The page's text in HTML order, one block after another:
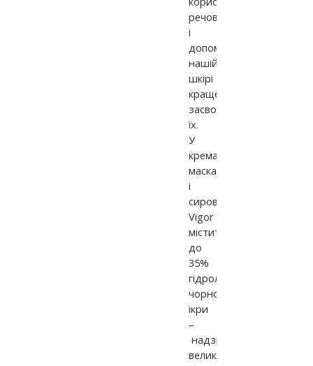
речовини
і
допомагає
нашій
шкірі
краще
засвоювати
їх.
У
кремах,
масках
і
сироватках
Vigor
міститься
до
35%
гідролізату
чорної
ікри
–
надзвичайно
великий